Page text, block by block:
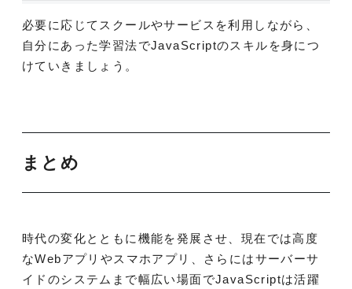
必要に応じてスクールやサービスを利用しながら、
自分にあった学習法でJavaScriptのスキルを身につ
けていきましょう。
まとめ
時代の変化とともに機能を発展させ、現在では高度
なWebアプリやスマホアプリ、さらにはサーバーサ
イドのシステムまで幅広い場面でJavaScriptは活躍